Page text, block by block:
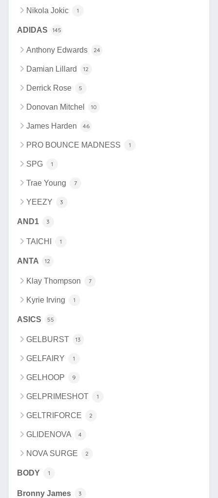
Nikola Jokic 1
ADIDAS 145
Anthony Edwards 24
Damian Lillard 12
Derrick Rose 5
Donovan Mitchel 10
James Harden 46
PRO BOUNCE MADNESS 1
SPG 1
Trae Young 7
YEEZY 3
AND1 3
TAICHI 1
ANTA 12
Klay Thompson 7
Kyrie Irving 1
ASICS 55
GELBURST 13
GELFAIRY 1
GELHOOP 9
GELPRIMESHOT 1
GELTRIFORCE 2
GLIDENOVA 4
NOVA SURGE 2
BODY 1
Bronny James 3